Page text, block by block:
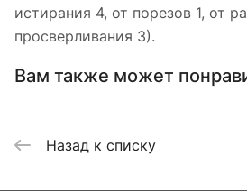
истирания 4, от порезов 1, от
просверливания 3).
Вам также может
Назад к списку